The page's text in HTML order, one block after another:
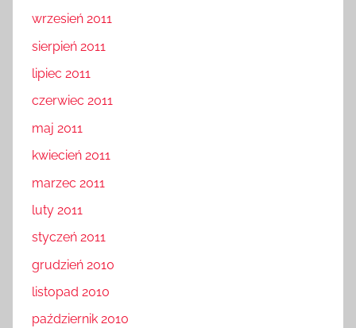
wrzesień 2011
sierpień 2011
lipiec 2011
czerwiec 2011
maj 2011
kwiecień 2011
marzec 2011
luty 2011
styczeń 2011
grudzień 2010
listopad 2010
październik 2010